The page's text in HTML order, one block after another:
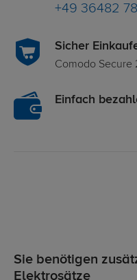
+49 36482
Sicher
Comodo Secure
Einfach
Sie benötigen
Elektrosätze